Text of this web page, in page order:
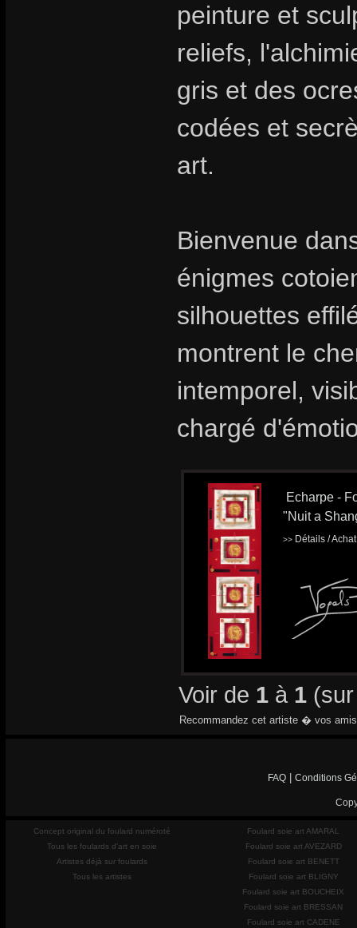
peinture et
reliefs,
gris et des
codées et
art.
Bienvenue
énigmes
silhouettes
montrent le
intemporel,
chargé
Echarpe -
"Nuit a
>> Détails /
Voir de 1 à 1
Recommandez cet artiste � vos
FAQ Conditions
Concept original du foulard numéroté
Tous les foulards d'art en soie
Artistes déjà sur foulards
Tous les artistes
Foulard soie art AMARAL
Foulard soie art AVEZARD
Foulard soie art BENETT
Foulard soie art BLIGNY
Foulard soie art BOUCHEIX
Foulard soie art BRESSAN
Foulard soie art CADENE